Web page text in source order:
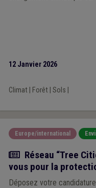
12 Janvier 2026
Climat| Forêt| Sols
Europe/international
Actualité
Réseau “Tree
vous pour la
Déposez votre